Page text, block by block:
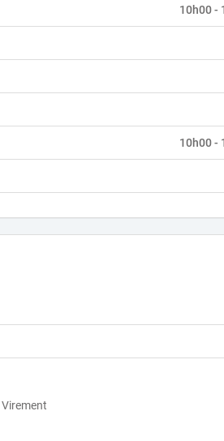
10h00 -
10h00 -
Virement